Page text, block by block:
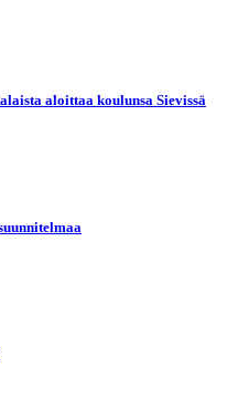
aloittaa koulunsa Sievissä